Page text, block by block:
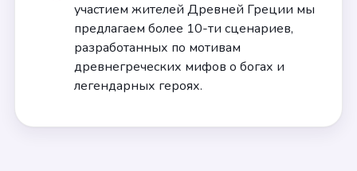
участием жителей Древней Греции мы
предлагаем более 10-ти сценариев,
разработанных по мотивам
древнегреческих мифов о богах и
легендарных героях.